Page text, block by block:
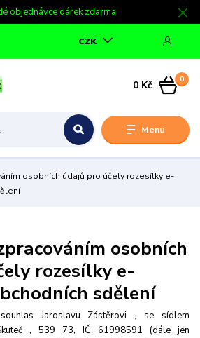
objednávce dárek zdarma
Menu
CZK
0
0 Kč
osobních údajů pro účely rozesílky e-
osobních
rozesílky e-
sdělení
Jaroslavu Zástěrovi , se sídlem
, 539 73, IČ 61998591 (dále jen